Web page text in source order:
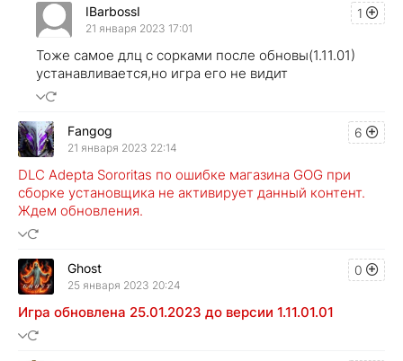
1
IBarbossI
21 января 2023 17:01
Тоже самое длц с сорками после обновы(1.11.01)
устанавливается,но игра его не видит
6
Fangog
21 января 2023 22:14
DLC Adepta Sororitas по ошибке магазина GOG при
сборке установщика не активирует данный контент.
Ждем обновления.
0
Ghost
25 января 2023 20:24
Игра обновлена 25.01.2023 до версии 1.11.01.01